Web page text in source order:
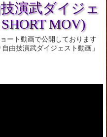
演武ダイジェ
MOV)
ート動画で公開しております
自由技演武ダイジェスト動画」